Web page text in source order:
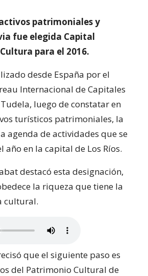
patrimoniales y
fue elegida Capital
para el 2016.
desde España por el
Internacional de Capitales
luego de constatar en
turísticos patrimoniales, la
agenda de actividades que se
año en la capital de Los Ríos.
destacó esta designación,
la riqueza que tiene la
cultural.
que el siguiente paso es
del Patrimonio Cultural de